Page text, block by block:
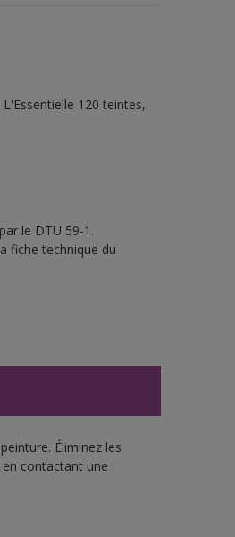
120 teintes,
le DTU 59-1.
fiche technique du
Éliminez les
contactant une